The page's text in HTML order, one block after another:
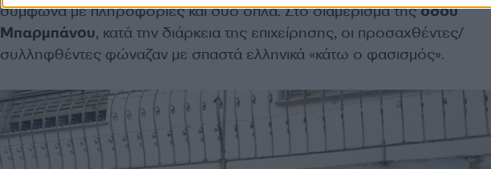
σύμφωνα με πληροφορίες και δυο όπλα. Στο διαμέρισμα τηςοδού
Μπαρμπάνου, κατά την διάρκεια της επιχείρησης, οι προσαχθέντες/
συλληφθέντες φώναζαν με σπαστά ελληνικά «κάτω ο φασισμός».